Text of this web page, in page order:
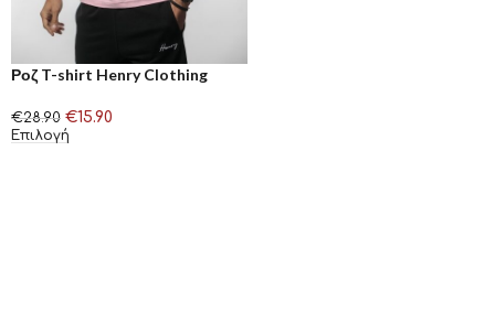
Ροζ T-shirt Henry Clothing
€28.90 €15.90
Επιλογή